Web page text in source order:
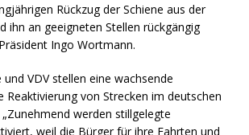
Rückzug der Schiene aus der
ihn an geeigneten Stellen rückgängig
Ingo Wortmann.
und VDV stellen eine wachsende
Reaktivierung von Strecken im deutschen
werden stillgelegte
weil die Bürger für ihre Fahrten und